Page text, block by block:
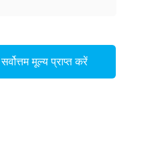
सर्वोत्तम मूल्य प्राप्त करें